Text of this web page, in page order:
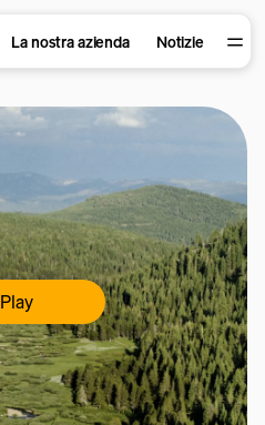
La nostra azienda Notizie
Play